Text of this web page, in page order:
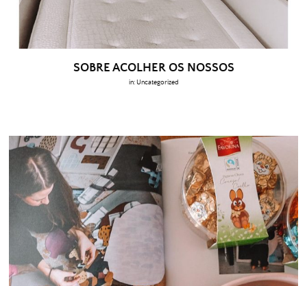
SOBRE ACOLHER OS NOSSOS
in: Uncategorized